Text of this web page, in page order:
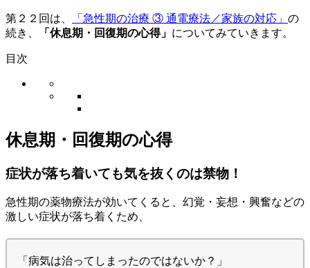
第２２回は、 「急性期の治療 ③ 通電療法／家族の対応」 の
続き、
「休息期・回復期の心得」 についてみていきます。
目次
休息期・回復期の心得
症状が落ち着いても気を抜くのは禁物！
急性期の薬物療法が効いてくると、幻覚・妄想・興奮などの
激しい症状が落ち着くため、
「病気は治ってしまったのではないか？」